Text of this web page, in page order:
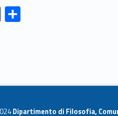
E
m
Link identifier #identifier__185782-4
di
Dipartimento di Filosofia,